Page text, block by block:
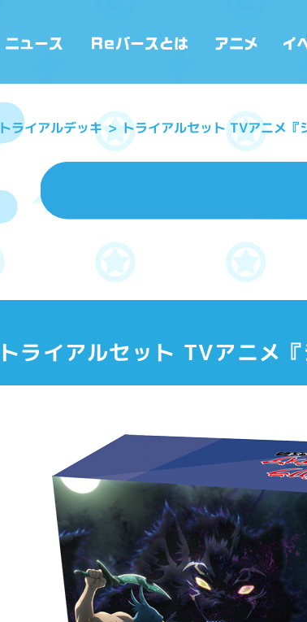
トライアルデッキ トライアルセット TVアニメ『
トライアルセット TVアニメ